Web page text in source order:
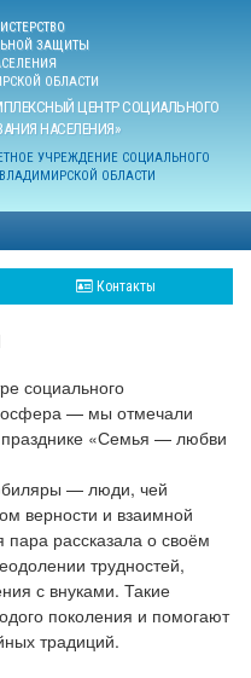
ЗАЩИТЫ
ОБЛАСТИ
ЦЕНТР СОЦИАЛЬНОГО
НАСЕЛЕНИЯ»
УЧРЕЖДЕНИЕ СОЦИАЛЬНОГО
ОБЛАСТИ
Контакты
социального
— мы отмечали
«Семья — любви
— люди, чей
верности и взаимной
пара рассказала о своём
трудностей,
с внуками. Такие
поколения и помогают
традиций.